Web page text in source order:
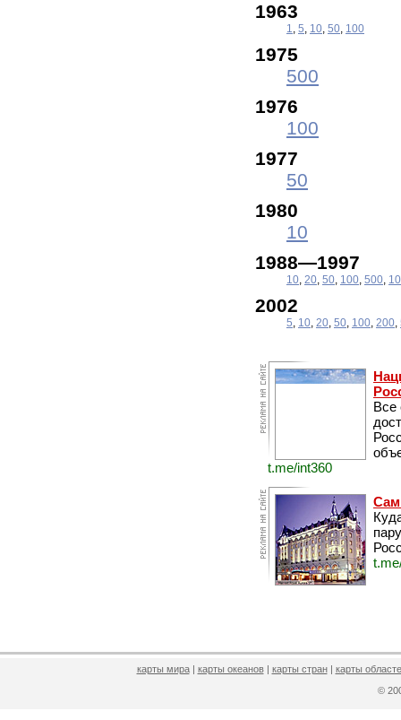
1963
1, 5, 10, 50, 100
1975
500
1976
100
1977
50
1980
10
1988—1997
10, 20, 50, 100, 500,
2002
5, 10, 20, 50, 100, 200,
Все
t.me/int360
карты мира| карты океанов| карты стран| карты
©